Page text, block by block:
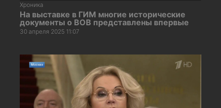
Хроника
На выставке в ГИМ многие исторические
документы о ВОВ представлены впервые
30 апреля 2025 11:07